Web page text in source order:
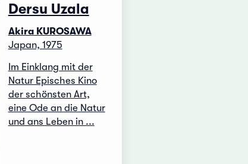
Dersu Uzala
Akira KUROSAWA
Japan, 1975
Im Einklang mit der
Natur Episches Kino
der schönsten Art,
eine Ode an die Natur
und ans Leben in ...